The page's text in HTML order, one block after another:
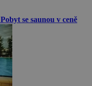
Pobyt se saunou v ceně